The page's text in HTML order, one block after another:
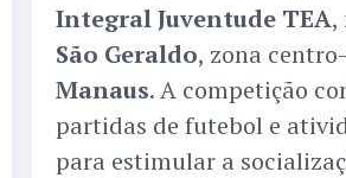
Integral Juventude TEA,
São Geraldo, zona
Manaus. A competição
partidas de futebol e
para estimular a